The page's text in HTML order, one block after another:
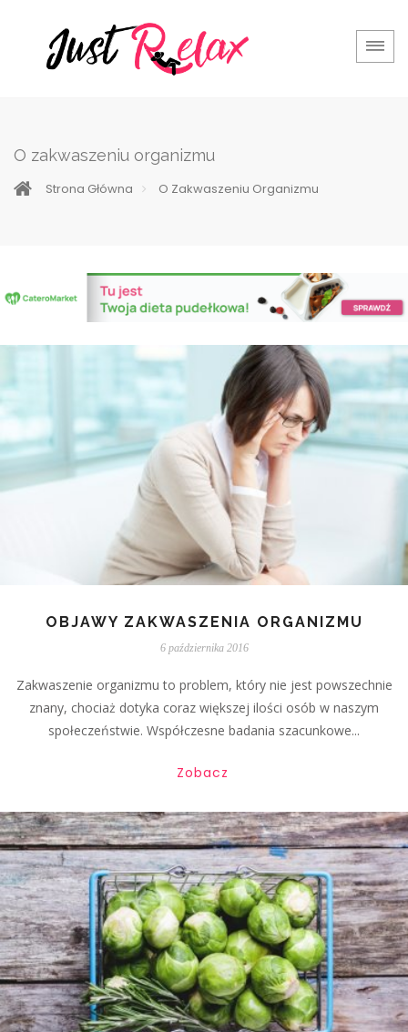
O zakwaszeniu organizmu
Strona Główna O Zakwaszeniu Organizmu
OBJAWY ZAKWASZENIA ORGANIZMU
6 października 2016
Zakwaszenie organizmu to problem, który nie jest powszechnie
znany, chociaż dotyka coraz większej ilości osób w naszym
społeczeństwie. Współczesne badania szacunkowe...
Zobacz